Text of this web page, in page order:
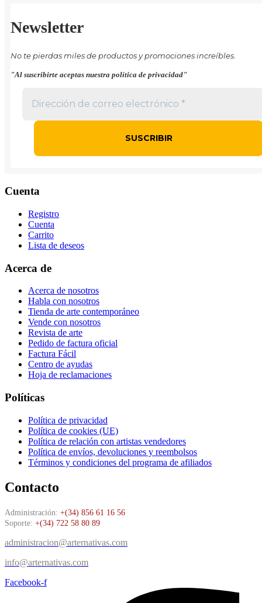
Newsletter
No te pierdas miles de productos y promociones increíbles.
"Al suscribirte aceptas nuestra política de privacidad"
Cuenta
Registro
Cuenta
Carrito
Lista de deseos
Acerca de
Acerca de nosotros
Habla con nosotros
Tienda de arte contemporáneo
Vende con nosotros
Revista de arte
Pedido de factura oficial
Factura Fácil
Centro de ayudas
Hoja de reclamaciones
Políticas
Política de privacidad
Política de cookies (UE)
Política de relación con artistas vendedores
Política de envíos, devoluciones y reembolsos
Términos y condiciones del programa de afiliados
Contacto
Administración: +(34) 856 61 16 56
Soporte: +(34) 722 58 80 89
administracion@arternativas.com
info@arternativas.com
Facebook-f